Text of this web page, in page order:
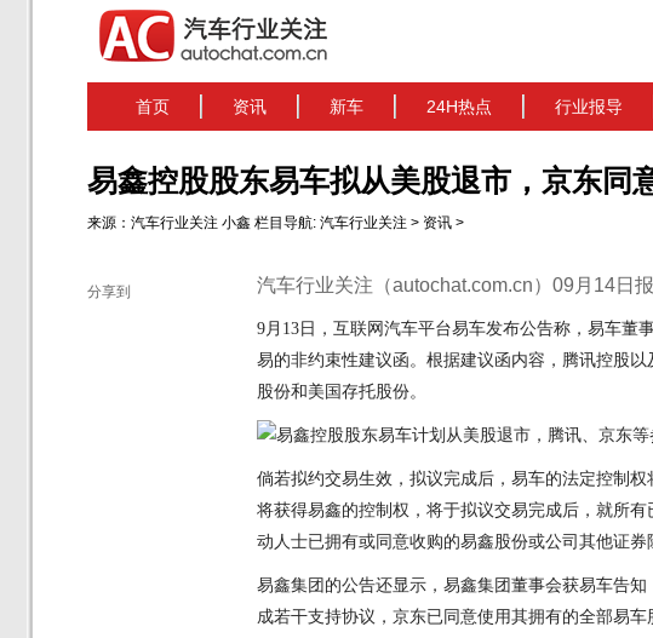
首页 资讯 新车 24H热点 行业报导
易鑫控股股东易车拟从美股退市，京东同
来源： 汽车行业关注 小鑫 栏目导航: 汽车行业关注 > 资讯 >
分享到 汽车行业关注（autochat.com.cn）09月14
9月13日，互联网汽车平台易车发布公告称，易车董
易的非约束性建议函。根据建议函内容，腾讯控股
股份和美国存托股份。
倘若拟约交易生效，拟议完成后，易车的法定控制权
将获得易鑫的控制权，将于拟议交易完成后，就所
动人士已拥有或同意收购的易鑫股份或公司其他证券
易鑫集团的公告还显示，易鑫集团董事会获易车告
成若干支持协议，京东已同意使用其拥有的全部易